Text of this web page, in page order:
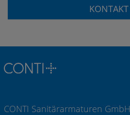
KONTAKT
CONTI Sanitärarmaturen GmbH